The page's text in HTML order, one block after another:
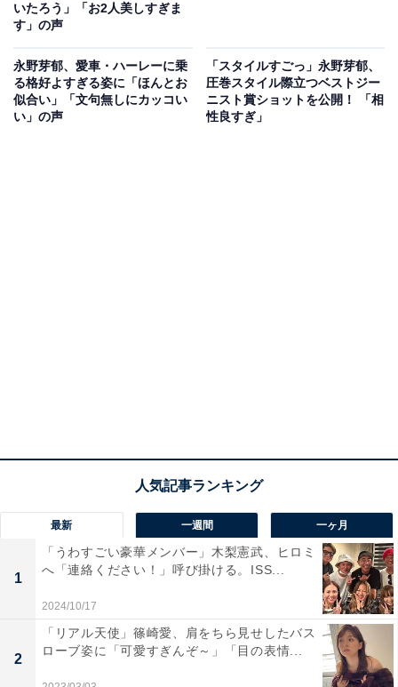
いたろう」「お2人美しすぎま
す」の声
永野芽郁、愛車・ハーレーに乗
る格好よすぎる姿に「ほんとお
似合い」「文句無しにカッコい
い」の声
「スタイルすごっ」永野芽郁、
圧巻スタイル際立つベストジー
ニスト賞ショットを公開！ 「相
性良すぎ」
最新 一週間 一ヶ月
1
「うわすごい豪華メンバー」木梨憲武、ヒロミ
へ「連絡ください！」呼び掛ける。ISS...
2024/10/17
2
「リアル天使」篠崎愛、肩をちら見せしたバス
ローブ姿に「可愛すぎんぞ～」「目の表情...